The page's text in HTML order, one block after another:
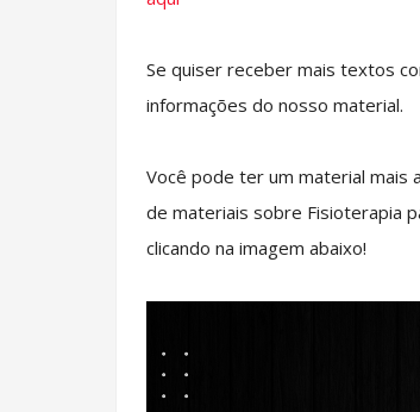
Se quiser receber mais textos
informações do nosso material.
Você pode ter um material mais
de materiais sobre Fisioterapia
clicando na imagem abaixo!